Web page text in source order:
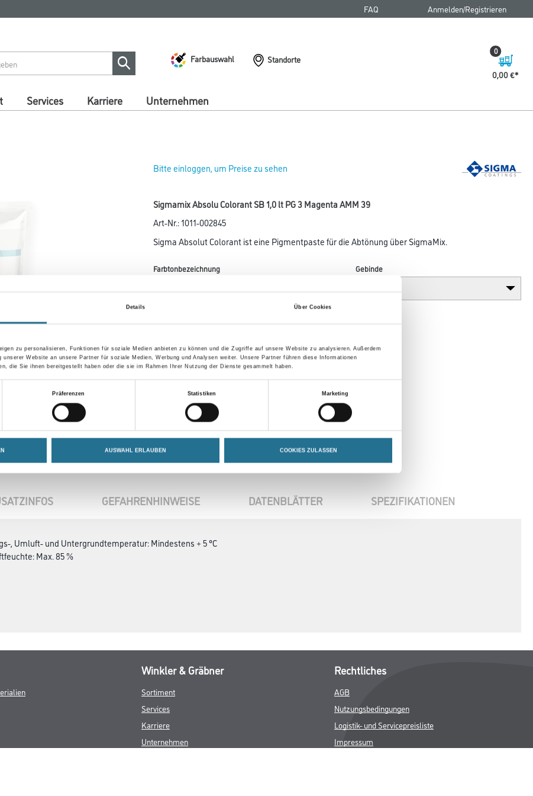
Details Über Cookies
zu personalisieren, Funktionen für soziale Medien anbieten zu können und die Zugriffe auf unsere Website zu analysieren. Außerdem
unserer Website an unsere Partner für soziale Medien, Werbung und Analysen weiter. Unsere Partner führen diese Informationen
die Sie ihnen bereitgestellt haben oder die sie im Rahmen Ihrer Nutzung der Dienste gesammelt haben.
Präferenzen Statistiken Marketing
AUSWAHL ERLAUBEN COOKIES ZULASSEN
FAQ Anmelden/Registrieren
Farbauswahl
Standorte
0,00 €
0
Services Karriere Unternehmen
Bitte einloggen, um Preise zu sehen
Sigmamix Absolu Colorant SB 1,0 lt PG 3 Magenta AMM 39
Art-Nr.:1011-002845
Sigma Absolut Colorant ist eine Pigmentpaste für die Abtönung über SigmaMix.
Farbtonbezeichnung Gebinde
GEFAHRENHINWEISE DATENBLÄTTER SPEZIFIKATIONEN
, Umluft- und Untergrundtemperatur: Mindestens + 5 °C
Max. 85 %
Winkler & Gräbner
Sortiment
Services
Karriere
Unternehmen
Rechtliches
AGB
Nutzungsbedingungen
Logistik- und Servicepreisliste
Impressum